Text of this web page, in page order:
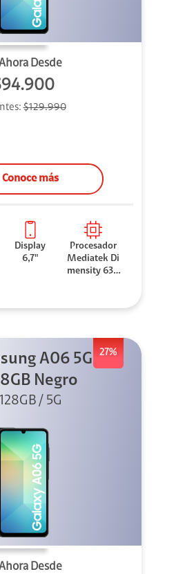
Desde
$129.990
Conoce más
Display
6,7"
Procesador
Mediatek Di
mensity 630
27%
A06 5G
Negro
128GB / 5G
Desde